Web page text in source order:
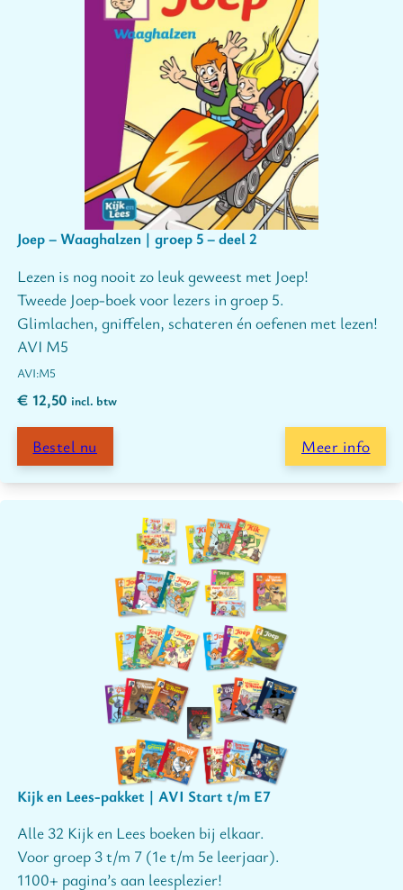
Joep – Waaghalzen | groep 5 – deel 2
Lezen is nog nooit zo leuk geweest met Joep!
Tweede Joep-boek voor lezers in groep 5.
Glimlachen, gniffelen, schateren én oefenen met lezen!
AVI M5
M5
€ 12,50 incl. btw
Bestel nu Meer info
Kijk en Lees-pakket | AVI Start t/m E7
Alle 32 Kijk en Lees boeken bij elkaar.
Voor groep 3 t/m 7 (1e t/m 5e leerjaar).
1100+ pagina’s aan leesplezier!